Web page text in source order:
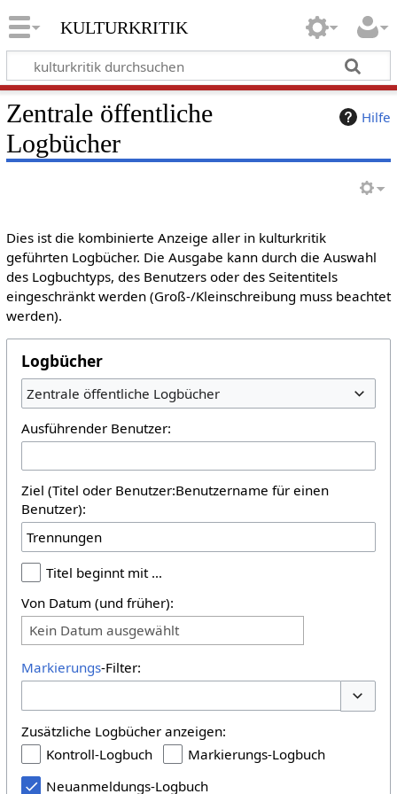
kulturkritik
Hilfe
Zentrale öffentliche
Logbücher
Dies ist die kombinierte Anzeige aller in kulturkritik
geführten Logbücher. Die Ausgabe kann durch die Auswahl
des Logbuchtyps, des Benutzers oder des Seitentitels
eingeschränkt werden (Groß-/Kleinschreibung muss beachtet
werden).
Logbücher
Zentrale öffentliche Logbücher
Ausführender Benutzer:
Ziel (Titel oder Benutzer:Benutzername für einen
Benutzer):
Titel beginnt mit …
Von Datum (und früher):
Kein Datum ausgewählt
Markierungs-Filter:
Zusätzliche Logbücher anzeigen:
Kontroll-Logbuch
Markierungs-Logbuch
Neuanmeldungs-Logbuch